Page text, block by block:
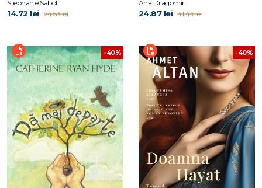
Stephanie Sabol
14.72 lei 24.53 lei
Ana Dragomir
24.87 lei 41.44 lei
-40% -40%